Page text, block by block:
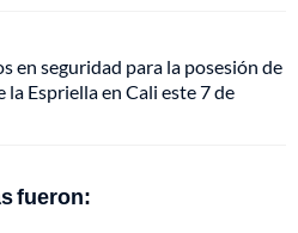
en seguridad para la posesión de
la Espriella en Cali este 7 de
fueron: